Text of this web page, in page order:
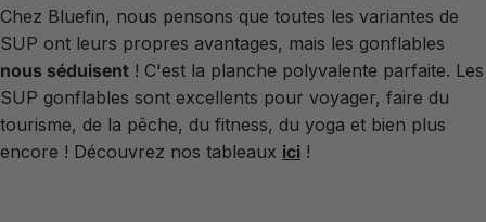
Chez Bluefin, nous pensons que toutes les variantes de
SUP ont leurs propres avantages, mais les gonflables
nous séduisent ! C'est la planche polyvalente parfaite. Les
SUP gonflables sont excellents pour voyager, faire du
tourisme, de la pêche, du fitness, du yoga et bien plus
encore ! Découvrez nos tableaux ici !